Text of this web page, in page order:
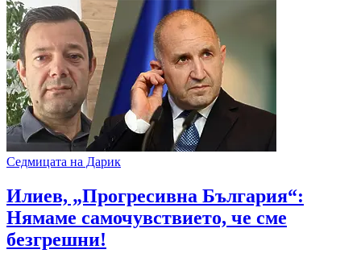
Седмицата на Дарик
Илиев, „Прогресивна България“:
Нямаме самочувствието, че сме
безгрешни!